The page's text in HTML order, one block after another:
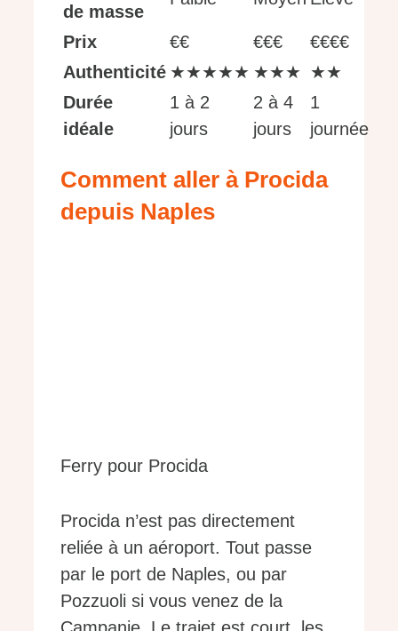
de masse
Prix €€ €€€
€€€€
Authenticité ★★★★★ ★★★ ★★
Durée
idéale
1 à 2
jours
2 à 4
jours
1
journée
Comment aller à Procida
depuis Naples
Ferry pour Procida
Procida n’est pas directement
reliée à un aéroport. Tout passe
par le port de Naples, ou par
Pozzuoli si vous venez de la